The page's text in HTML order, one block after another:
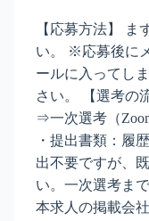
【応募方法】 ま
い。 ※応募後に
ールに入ってし
さい。 【選考の
⇒一次選考（
・提出書類：履
出不要ですが、
い。一次選考ま
本求人の掲載会